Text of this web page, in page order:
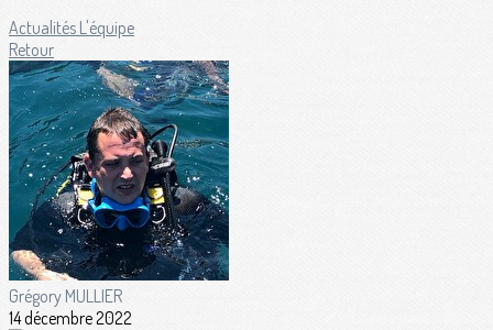
Actualités L'équipe
Retour
Grégory MULLIER
14 décembre 2022